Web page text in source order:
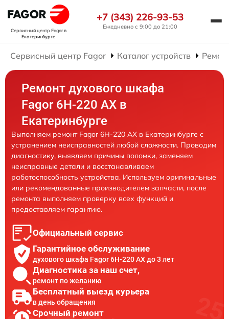
Сервисный центр Fagorв
Екатеринбурге
+7 (343) 226-93-53
Ежедневно с 9:00 до 21:00
Сервисный центр Fagor Каталог устройств
Ремонт духового шкафа
Fagor 6H-220 AX в
Екатеринбурге
Выполняем ремонт Fagor 6H-220 AX в Екатеринбурге с
устранением неисправностей любой сложности. Проводим
диагностику, выявляем причины поломки, заменяем
неисправные детали и восстанавливаем
работоспособность устройства. Используем оригинальные
или рекомендованные производителем запчасти, после
ремонта выполняем проверку всех функций и
предоставляем гарантию.
Официальный сервис
Гарантийное обслуживание
духового шкафа Fagor 6H-220 AX до 3 лет
Диагностика за наш счет,
ремонт по желанию
Бесплатный выезд курьера
в день обращения
Срочный ремонт